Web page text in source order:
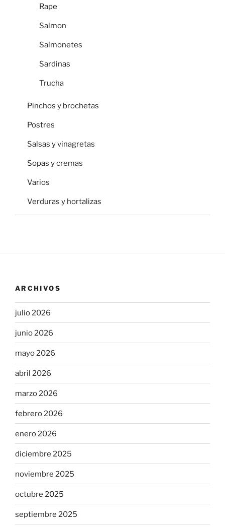
Rape
Salmon
Salmonetes
Sardinas
Trucha
Pinchos y brochetas
Postres
Salsas y vinagretas
Sopas y cremas
Varios
Verduras y hortalizas
ARCHIVOS
julio 2026
junio 2026
mayo 2026
abril 2026
marzo 2026
febrero 2026
enero 2026
diciembre 2025
noviembre 2025
octubre 2025
septiembre 2025